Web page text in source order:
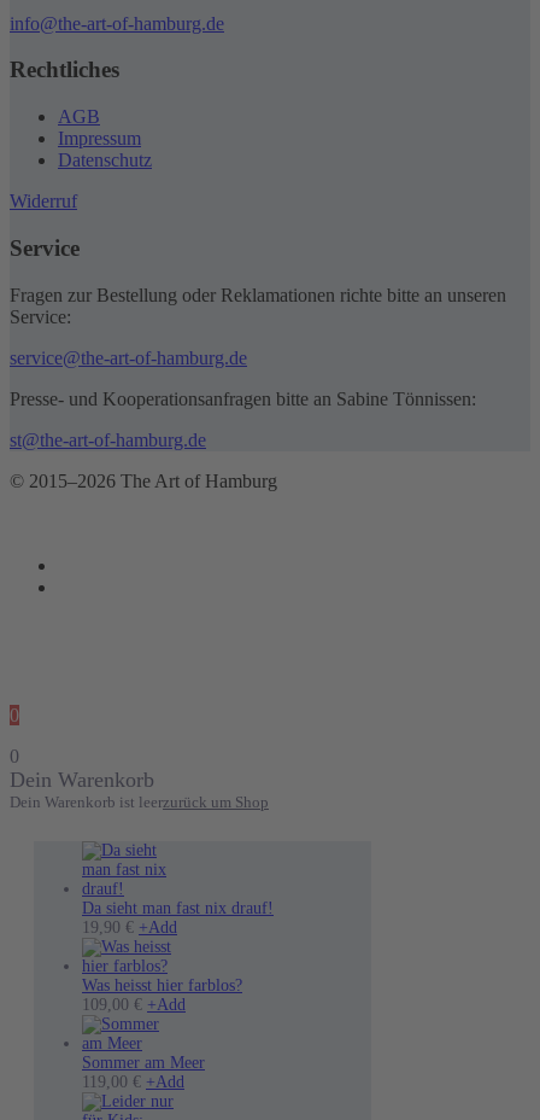
info@the-art-of-hamburg.de
Rechtliches
AGB
Impressum
Datenschutz
Widerruf
Service
Fragen zur Bestellung oder Reklamationen richte bitte an unseren
Service:
service@the-art-of-hamburg.de
Presse- und Kooperationsanfragen bitte an Sabine Tönnissen:
st@the-art-of-hamburg.de
© 2015–2026 The Art of Hamburg
0
0
Dein Warenkorb
Dein Warenkorb ist leerzurück um Shop
Da sieht man fast nix drauf!
19,90 € +Add
Was heisst hier farblos?
109,00 € +Add
mehrere
Sommer am Meer
119,00 € +Add